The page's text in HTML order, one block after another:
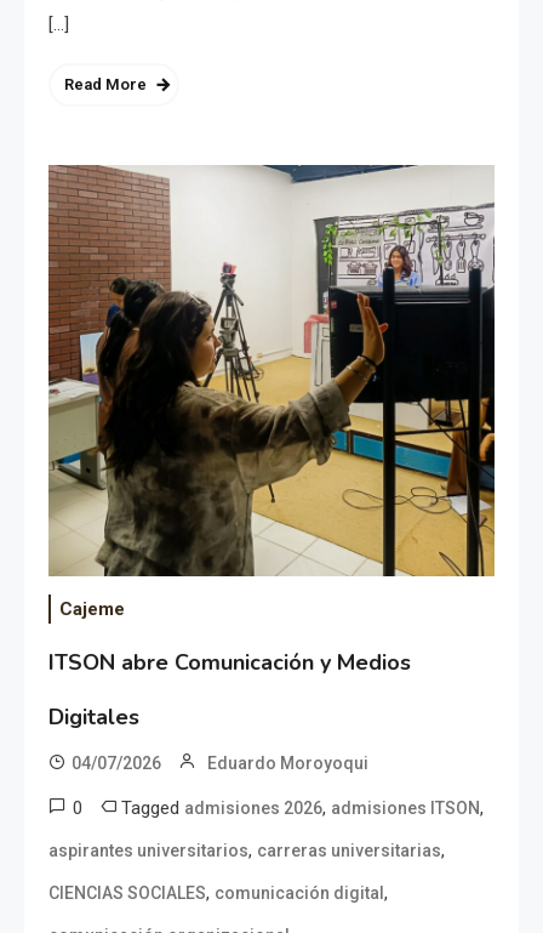
[…]
Read More
Cajeme
ITSON abre Comunicación y Medios
Digitales
04/07/2026 Eduardo Moroyoqui
0 Tagged admisiones 2026, admisiones ITSON,
aspirantes universitarios, carreras universitarias,
CIENCIAS SOCIALES, comunicación digital ,